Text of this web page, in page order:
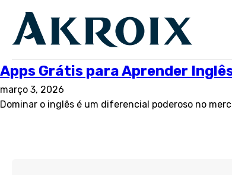
Apps Grátis para Aprender
março 3, 2026
Dominar o inglês é um diferencial poderoso no